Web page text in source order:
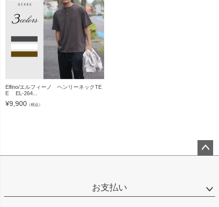
Elfino/エルフィーノ ヘンリーネックTE
E EL-264...
¥9,900 （税込）
お支払い